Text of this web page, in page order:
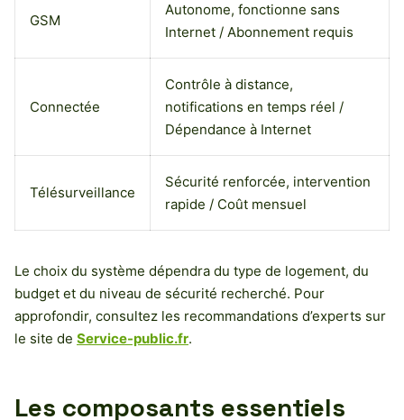
GSM
Autonome, fonctionne sans
Internet / Abonnement requis
Connectée
Contrôle à distance,
notifications en temps réel /
Dépendance à Internet
Télésurveillance
Sécurité renforcée, intervention
rapide / Coût mensuel
Le choix du système dépendra du type de logement, du
budget et du niveau de sécurité recherché. Pour
approfondir, consultez les recommandations d’experts sur
le site de Service-public.fr.
Les composants essentiels